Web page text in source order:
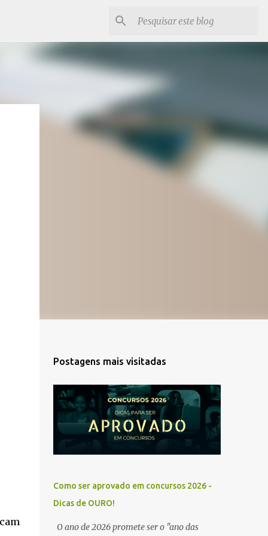
Postagens mais visitadas
Como ser aprovado em concursos 2026 -
Dicas de OURO!
O ano de 2026 promete ser o "ano das